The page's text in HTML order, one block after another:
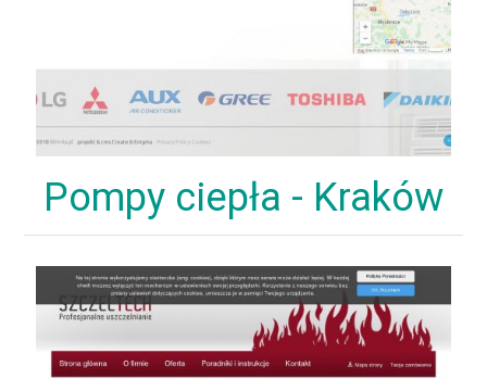
Pompy ciepła - Kraków